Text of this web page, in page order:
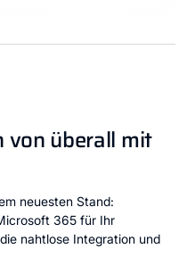
von überall mit
neuesten Stand:
365 für Ihr
nahtlose Integration und